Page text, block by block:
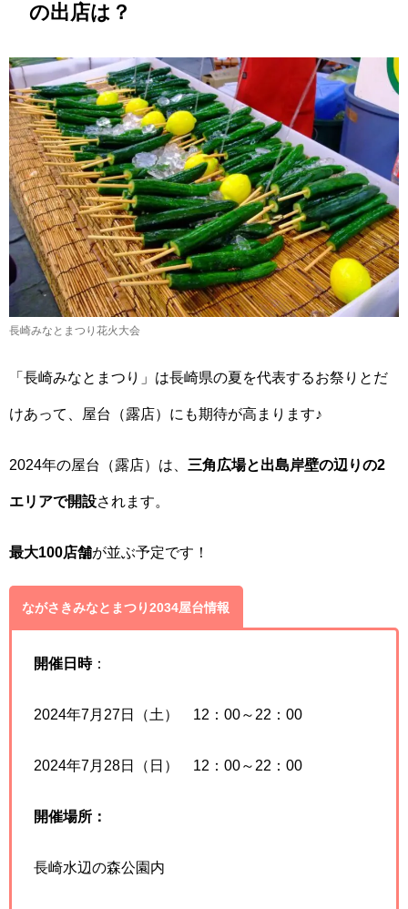
の出店は？
長崎みなとまつり花火大会
「長崎みなとまつり」は長崎県の夏を代表するお祭りとだ
けあって、屋台（露店）にも期待が高まります♪
2024年の屋台（露店）は、 三角広場と出島岸壁の辺りの2
エリアで開設されます。
最大100店舗が並ぶ予定です！
ながさきみなとまつり2034屋台情報
開催日時：
2024年7月27日（土） 12：00～22：00
2024年7月28日（日） 12：00～22：00
開催場所：
長崎水辺の森公園内